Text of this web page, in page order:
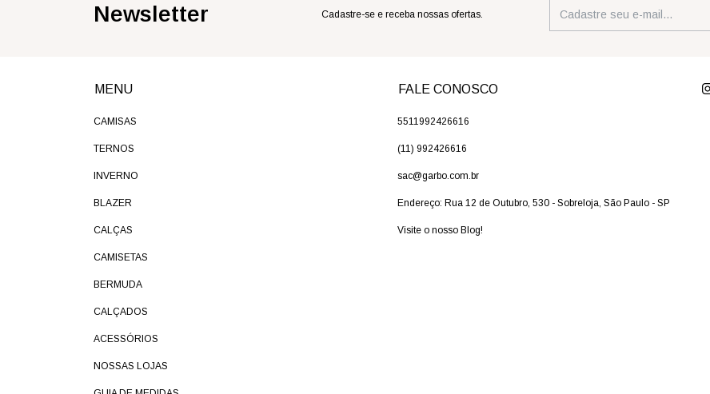
Newsletter Cadastre-se e receba nossas ofertas.
MENU
CAMISAS
TERNOS
INVERNO
BLAZER
CALÇAS
CAMISETAS
BERMUDA
CALÇADOS
ACESSÓRIOS
NOSSAS LOJAS
FALE CONOSCO
5511992426616
(11) 992426616
sac@garbo.com.br
Endereço: Rua 12 de Outubro, 530 - Sobreloja, São Paulo - SP
Visite o nosso Blog!